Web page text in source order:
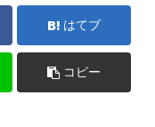
はてブ
コピー